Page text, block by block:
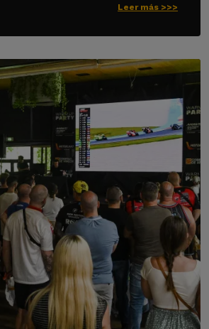
Leer más >>>